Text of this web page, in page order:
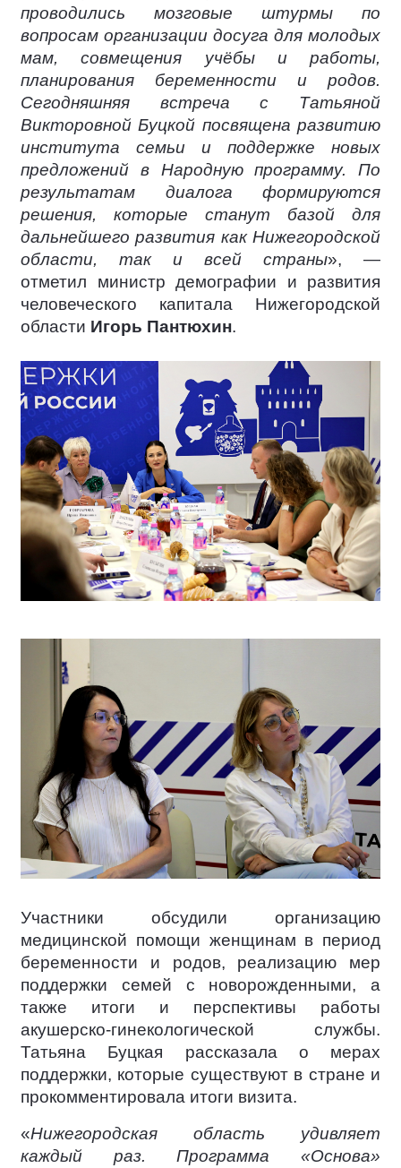
проводились мозговые штурмы по
вопросам организации досуга для молодых
мам, совмещения учёбы и работы,
планирования беременности и родов.
Сегодняшняя встреча с Татьяной
Викторовной Буцкой посвящена развитию
института семьи и поддержке новых
предложений в Народную программу. По
результатам диалога формируются
решения, которые станут базой для
дальнейшего развития как Нижегородской
области, так и всей страны», —
отметил министр демографии и развития
человеческого капитала Нижегородской
области Игорь Пантюхин.
Участники обсудили организацию
медицинской помощи женщинам в период
беременности и родов, реализацию мер
поддержки семей с новорожденными, а
также итоги и перспективы работы
акушерско-гинекологической службы.
Татьяна Буцкая рассказала о мерах
поддержки, которые существуют в стране и
прокомментировала итоги визита.
«Нижегородская область удивляет
каждый раз. Программа «Основа»